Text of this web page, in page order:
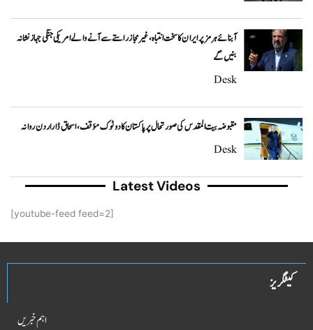
آبنائے ہرمز پر ایران کا سخت انتباہ، غیر مجاز راستے سے آنے والے امریکی جنگی جہاز نشانہ
بنیں گے
Desk
مقبوضہ بیت المقدس کی صورتحال پر پاکستان کا دوٹوک مؤقف، اسحاق ڈار اردن روانہ
Desk
Latest Videos
[youtube-feed feed=2]
کیٹگریز
اہم خبریں